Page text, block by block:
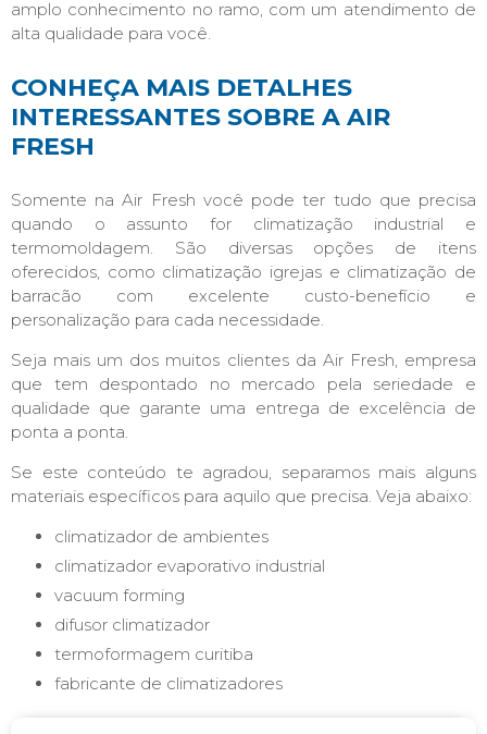
amplo conhecimento no ramo, com um atendimento de
alta qualidade para você.
CONHEÇA MAIS DETALHES
INTERESSANTES SOBRE A AIR
FRESH
Somente na Air Fresh você pode ter tudo que precisa
quando o assunto for climatização industrial e
termomoldagem. São diversas opções de itens
oferecidos, como climatização igrejas e climatização de
barracão com excelente custo-benefício e
personalização para cada necessidade.
Seja mais um dos muitos clientes da Air Fresh, empresa
que tem despontado no mercado pela seriedade e
qualidade que garante uma entrega de excelência de
ponta a ponta.
Se este conteúdo te agradou, separamos mais alguns
materiais específicos para aquilo que precisa. Veja abaixo:
climatizador de ambientes
climatizador evaporativo industrial
vacuum forming
difusor climatizador
termoformagem curitiba
fabricante de climatizadores